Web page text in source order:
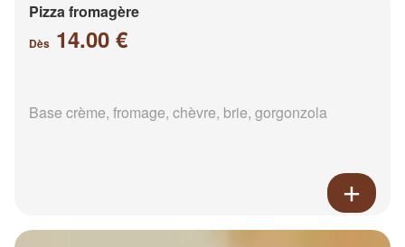
Pizza fromagère
Dès 14.00 €
Base crème, fromage, chèvre, brie, gorgonzola